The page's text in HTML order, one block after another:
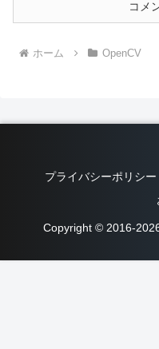
コメ
ホーム OpenCV
プライバシーポリシー
Copyright © 2016-